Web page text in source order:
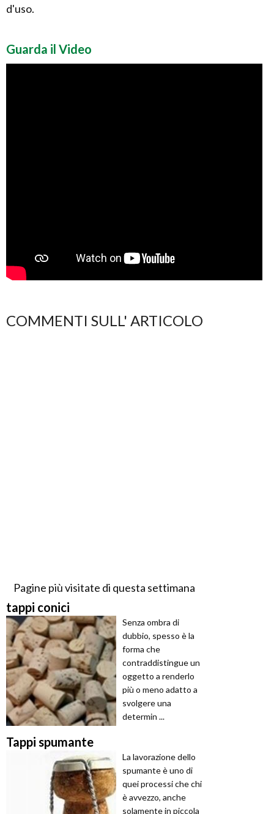
d'uso.
Guarda il Video
COMMENTI SULL' ARTICOLO
Pagine più visitate di questa settimana
tappi conici
Senza ombra di
dubbio, spesso è la
forma che
contraddistingue un
oggetto a renderlo
più o meno adatto a
svolgere una
determin ...
Tappi spumante
La lavorazione dello
spumante è uno di
quei processi che chi
è avvezzo, anche
solamente in piccola